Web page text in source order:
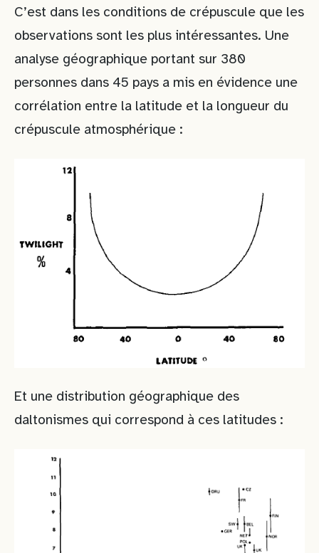
C’est dans les conditions de crépuscule que les
observations sont les plus intéressantes. Une
analyse géographique portant sur 380
personnes dans 45 pays a mis en évidence une
corrélation entre la latitude et la longueur du
crépuscule atmosphérique :
Et une distribution géographique des
daltonismes qui correspond à ces latitudes :